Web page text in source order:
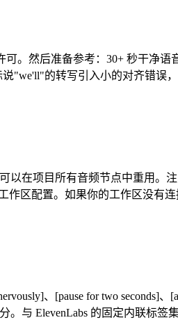
。然后准备参考：30+ 秒干净语
"we'll"的转写引入小的对齐错误
以在项目所有音频节点中重用。注
区配置。如果你的工作区没有连
、[pause for two seconds]
与 ElevenLabs 的固定内联标签